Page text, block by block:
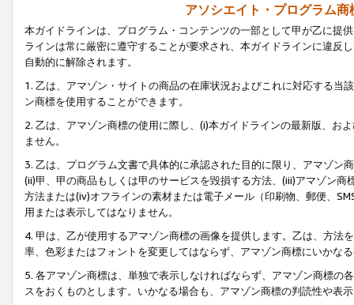
アソシエイト・プログラム
本ガイドラインは、プログラム・コンテンツの一部として甲が乙に提
ラインは常に厳密に遵守することが要求され、本ガイドラインに違反
自動的に解除されます。
1. 乙は、アマゾン・サイトの商品の在庫状況およびこれに対応する
ン商標を使用することができます。
2. 乙は、アマゾン商標の使用に際し、(i)本ガイドラインの最新版、お
ません。
3. 乙は、プログラム文書で具体的に承認された目的に限り、アマゾン
(ii)甲、甲の商品もしくは甲のサービスを毀損する方法、(iii)アマゾン
方法または(iv)オフラインの素材または電子メール（印刷物、郵便、
用または表示してはなりません。
4. 甲は、乙が使用するアマゾン商標の画像を提供します。乙は、方
率、色彩またはフォントを変更してはならず、アマゾン商標にいかな
5. 各アマゾン商標は、単独で表示しなければならず、アマゾン商標
スをおくものとします。いかなる場合も、アマゾン商標の判読性や表